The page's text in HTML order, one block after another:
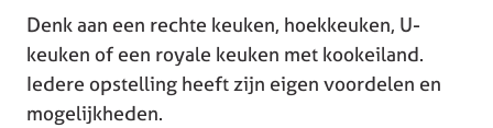
Denk aan een rechte keuken, hoekkeuken, U-
keuken of een royale keuken met kookeiland.
Iedere opstelling heeft zijn eigen voordelen en
mogelijkheden.